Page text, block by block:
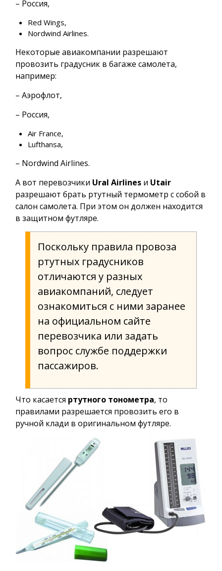
– Россия,
Red Wings,
Nordwind Airlines.
Некоторые авиакомпании разрешают
провозить градусник в багаже самолета,
например:
– Аэрофлот,
– Россия,
Air France,
Lufthansa,
– Nordwind Airlines.
А вот перевозчики Ural Airlinesи Utair
разрешают брать ртутный термометр с собой в
салон самолета. При этом он должен находится
в защитном футляре.
Поскольку правила провоза
ртутных градусников
отличаются у разных
авиакомпаний, следует
ознакомиться с ними заранее
на официальном сайте
перевозчика или задать
вопрос службе поддержки
пассажиров.
Что касается ртутного тонометра, то
правилами разрешается провозить его в
ручной клади в оригинальном футляре.